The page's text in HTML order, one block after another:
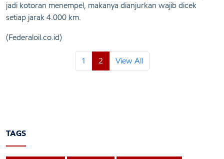
jadi kotoran menempel, makanya dianjurkan wajib dicek
setiap jarak 4.000 km.
(Federaloil.co.id)
1 2 View All
TAGS